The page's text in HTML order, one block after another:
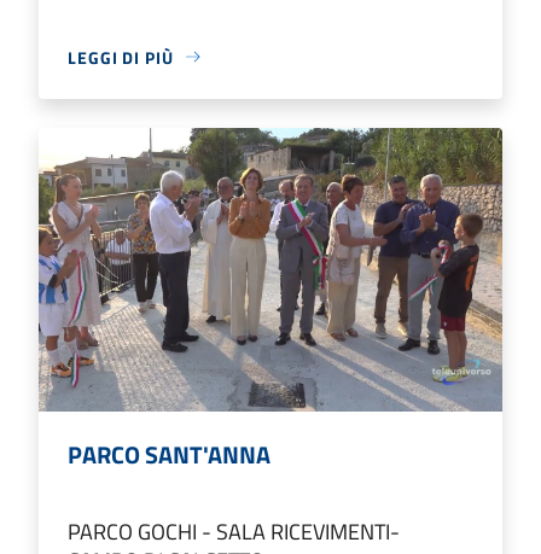
LEGGI DI PIÙ
PARCO SANT'ANNA
PARCO GOCHI - SALA RICEVIMENTI-